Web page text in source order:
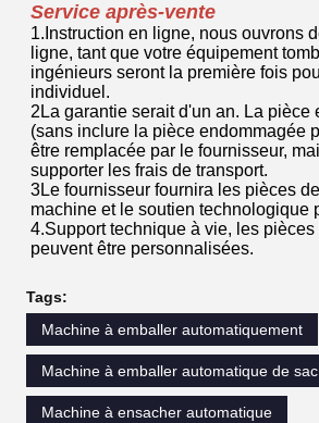
Service après-vente
1.Instruction en ligne, nous ouvrons
ligne, tant que votre équipement
ingénieurs seront la première fois
individuel.
2La garantie serait d'un an. La pièce
(sans inclure la pièce endommagée
être remplacée par le fournisseur,
supporter les frais de transport.
3Le fournisseur fournira les pièces
machine et le soutien technologique
4.Support technique à vie, les pièces
peuvent être personnalisées.
Tags:
Machine à emballer automatiquement
Machine à emballer automatique de sac
Machine à ensacher automatique